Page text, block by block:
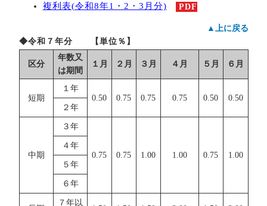
複利表(令和8年1・2・3月分) PDF
▲上に戻る
◆令和７年分 【単位％】
区分
年数又
は期間
１月 ２月 ３月 ４月 ５月 ６月
短期
１年
0.50
0.75 0.75 0.75 0.50
0.50
２年
中期
３年
0.75 0.75 1.00 1.00 0.75 1.00
４年
５年
６年
７年以